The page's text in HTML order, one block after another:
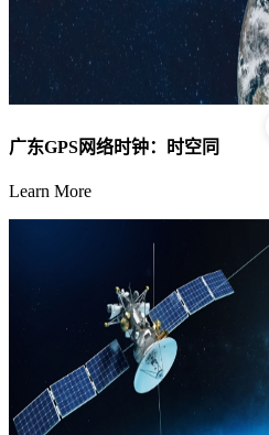
广东GPS网络时钟：时空同
Learn More